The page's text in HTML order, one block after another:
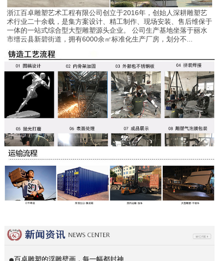
浙江百卓雕塑艺术工程有限公司创立于2016年，创始人深耕雕塑艺
术行业二十余载，是集方案设计、精工制作、现场安装、售后维保于
一体的一站式综合型大型雕塑源头企业。 公司生产基地坐落于丽水
市缙云县新碧街道，拥有6000余㎡标准化生产厂房，划分不...
百卓雕塑的浮雕壁画，每一幅都封神